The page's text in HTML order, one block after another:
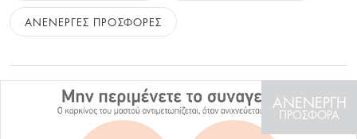
ΑΝΕΝΕΡΓΕΣ ΠΡΟΣΦΟΡΕΣ
ΑΝΕΝΕΡΓΗ
ΠΡΟΣΦΟΡΑ